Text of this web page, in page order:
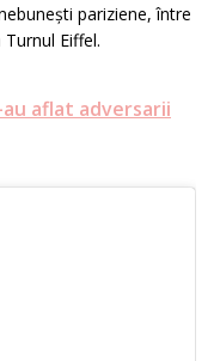
pariziene, între
Eiffel.
aflat adversarii